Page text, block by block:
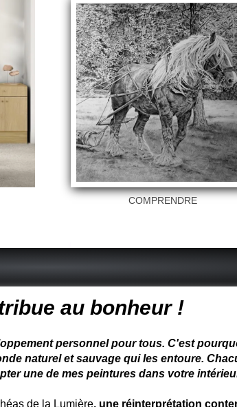
COMPRENDRE
au bonheur !
personnel pour tous. C'est
naturel et sauvage qui les entoure.
une de mes peintures dans votre
de la Lumière, une réinterprétation